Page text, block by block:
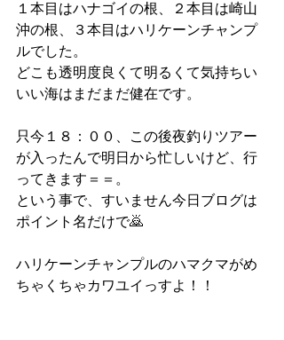
１本目はハナゴイの根、２本目は崎山
沖の根、３本目はハリケーンチャンプ
ルでした。
どこも透明度良くて明るくて気持ちい
いい海はまだまだ健在です。
只今１８：００、この後夜釣りツアー
が入ったんで明日から忙しいけど、行
ってきます＝＝。
という事で、すいません今日ブログは
ポイント名だけで🙇
ハリケーンチャンプルのハマクマがめ
ちゃくちゃカワユイっすよ！！